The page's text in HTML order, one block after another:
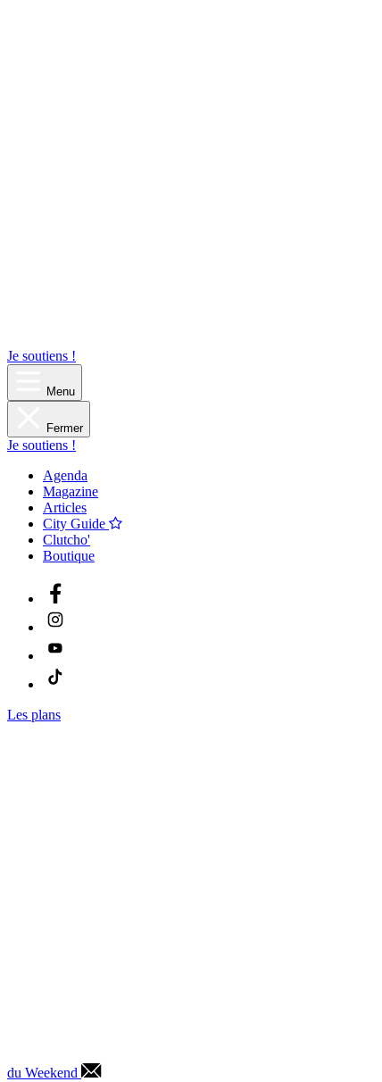
Je soutiens !
Menu
Fermer
Je soutiens !
Agenda
Magazine
Articles
City Guide
Clutcho'
Boutique
Les plans
du Weekend